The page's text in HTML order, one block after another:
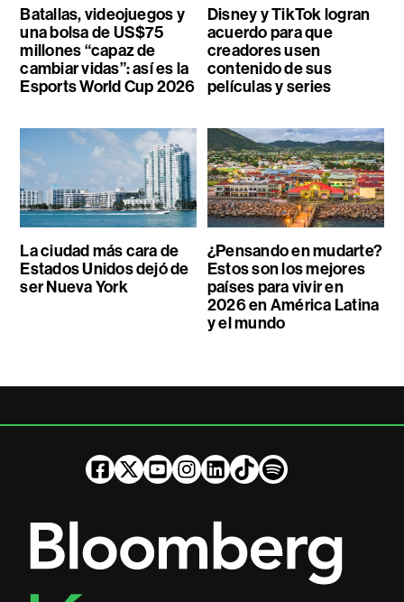
Batallas, videojuegos y
una bolsa de US$75
millones “capaz de
cambiar vidas”: así es la
Esports World Cup 2026
Disney y TikTok logran
acuerdo para que
creadores usen
contenido de sus
películas y series
La ciudad más cara de
Estados Unidos dejó de
ser Nueva York
¿Pensando en mudarte?
Estos son los mejores
países para vivir en
2026 en América Latina
y el mundo